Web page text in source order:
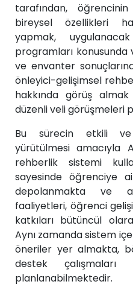
tarafından,
bireysel özellikleri
yapmak,
programları
ve envanter
önleyici-gelişimsel
hakkında görüş
düzenli veli görüşmeleri
Bu sürecin etkili ve
yürütülmesi amacıyla
rehberlik sistemi
sayesinde öğrenciye
depolanmakta ve
faaliyetleri, öğrenci
katkıları bütüncül
Aynı zamanda sistem
öneriler yer almakta,
destek
planlanabilmektedir.